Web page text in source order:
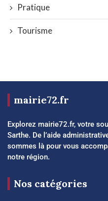
Pratique
Tourisme
mairie72.fr
Explorez mairie72.fr, votre
Sarthe. De l’aide
sommes là pour vous
notre région.
Nos catégories